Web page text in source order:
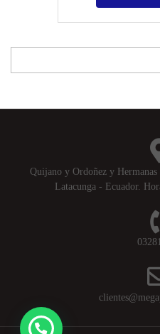
Quijano y Ordoñez y
Latacunga - Ecuador.